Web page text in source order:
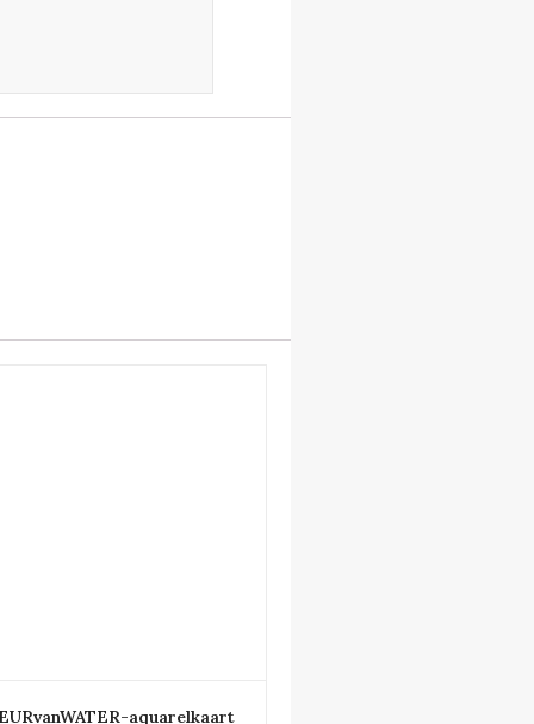
aquarelkaart